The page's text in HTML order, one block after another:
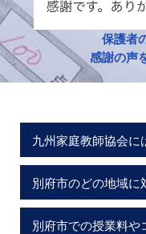
保護者
感謝の声
九州家庭教師協会
別府市のどの地域
別府市での授業料